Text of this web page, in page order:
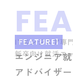
ITエンジニア専
新卒向け就活エ
FEATURE1
エンジニア
アドバイザ